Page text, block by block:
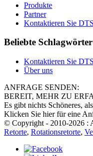
Produkte
Partner
Kontaktieren Sie DTS
Beliebte Schlagwörter
Kontaktieren Sie DTS
Über uns
ANFRAGE SENDEN:
BEREIT, MEHR ZU
Es gibt nichts Schöneres,
Klicken Sie hier für eine
© Copyright - 2010-2026 :
Retorte, Rotationsretorte,